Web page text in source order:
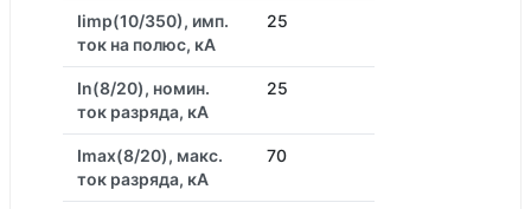
Iimp(10/350), имп.
ток на полюс, кА
25
In(8/20), номин.
ток разряда, кА
25
Imax(8/20), макс.
ток разряда, кА
70